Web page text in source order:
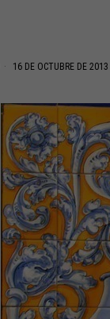
16 DE OCTUBRE DE 2013